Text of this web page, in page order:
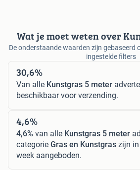
Wat je moet weten over
De onderstaande waarden zijn gebaseerd
ingestelde filters
30,6%
Van alle Kunstgras 5 meter
beschikbaar voor verzending.
4,6%
4,6% van alle Kunstgras 5 meter
categorie Gras en Kunstgras zijn
week aangeboden.